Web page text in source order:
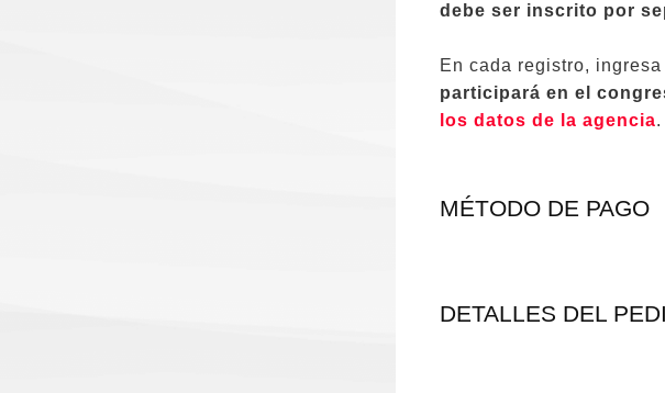
debe ser inscrito por
En cada registro, ingresa
participará en el
los datos de la agencia.
MÉTODO DE PAGO
DETALLES DEL